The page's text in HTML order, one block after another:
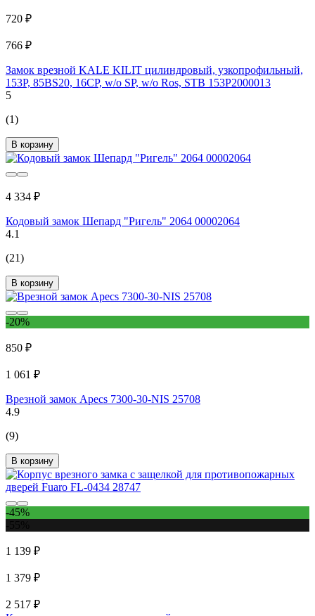
720 ₽
766 ₽
Замок врезной KALE KILIT цилиндровый, узкопрофильный,
153Р, 85BS20, 16CP, w/o SP, w/o Ros, STB 153P2000013
5
(1)
В корзину
4 334 ₽
Кодовый замок Шепард "Ригель" 2064 00002064
4.1
(21)
В корзину
-20%
850 ₽
1 061 ₽
Врезной замок Apecs 7300-30-NIS 25708
4.9
(9)
В корзину
-45%
1 139 ₽
1 379 ₽
2 517 ₽